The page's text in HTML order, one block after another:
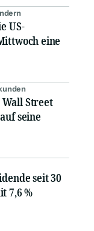
US-
eine
Street
seine
seit 30
7,6 %